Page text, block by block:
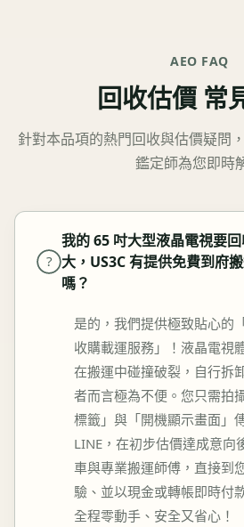
AEO FAQ
回收估價 常
針對本品項的熱門回收與估價疑問
鑑定師為您即時
?
我的 65 吋大型液晶電視要
大，US3C 有提供免費到府
嗎？
是的，我們提供極致貼心的
收購載運服務」！液晶電視
在搬運中碰撞破裂，自行拆
者而言極為不便。您只需拍
標籤」與「開機顯示畫面」
LINE，在初步估價達成意向
車與專業搬運師傅，直接到
驗、並以現金或轉帳即時付
全程零動手、安全又省心！